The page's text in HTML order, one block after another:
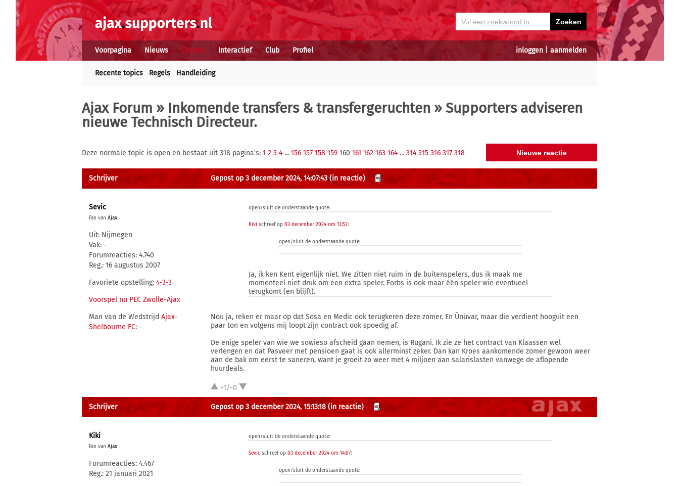
inloggen aanmelden
Voorpagina Nieuws Forums Interactief Club Profiel
Recente topics Regels Handleiding
Ajax Forum » Inkomende transfers & transfergeruchten » Supporters adviseren
nieuwe Technisch Directeur.
Deze normale topic is open en bestaat uit 318 pagina's: 1 2 3 4 ... 156 157 158 159 160 161 162 163 164 ... 314 315 316 317 318
Schrijver Gepost op 3 december 2024, 14:07:43 (in reactie)
Sevic
Fan van Ajax
Uit: Nijmegen
Vak: -
Forumreacties: 4.740
Reg.: 16 augustus 2007
Favoriete opstelling: 4-3-3
Voorspel nu PEC Zwolle-Ajax
Man van de Wedstrijd Ajax-
Shelbourne FC: -
open/sluit de onderstaande quote:
Kiki schreef op03 december 2024 om 13:53:
open/sluit de onderstaande quote:
Ja, ik ken Kent eigenlijk niet. We zitten niet ruim in de buitenspelers, dus ik maak me
momenteel niet druk om een extra speler. Forbs is ook maar één speler wie eventueel
terugkomt (en blijft).
Nou ja, reken er maar op dat Sosa en Medic ook terugkeren deze zomer. En Ünüvar, maar die verdient hooguit een
paar ton en volgens mij loopt zijn contract ook spoedig af.
De enige speler van wie we sowieso afscheid gaan nemen, is Rugani. Ik zie ze het contract van Klaassen wel
verlengen en dat Pasveer met pensioen gaat is ook allerminst zeker. Dan kan Kroes aankomende zomer gewoon weer
aan de bak om eerst te saneren, want je groeit zo weer met 4 miljoen aan salarislasten vanwege de aflopende
huurdeals.
+1/-0
Schrijver Gepost op 3 december 2024, 15:13:18 (in reactie)
Kiki
Fan van Ajax
Forumreacties: 4.467
Reg.: 21 januari 2021
open/sluit de onderstaande quote:
Sevic schreef op03 december 2024 om 14:07:
open/sluit de onderstaande quote: